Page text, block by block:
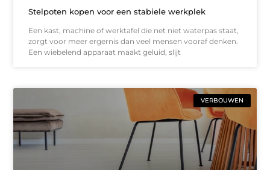
Stelpoten kopen voor een stabiele werkplek
Een kast, machine of werktafel die net niet waterpas staat,
zorgt voor meer ergernis dan veel mensen vooraf denken.
Een wiebelend apparaat maakt geluid, slijt
VERBOUWEN